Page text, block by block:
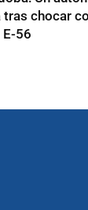
tras chocar
E-56